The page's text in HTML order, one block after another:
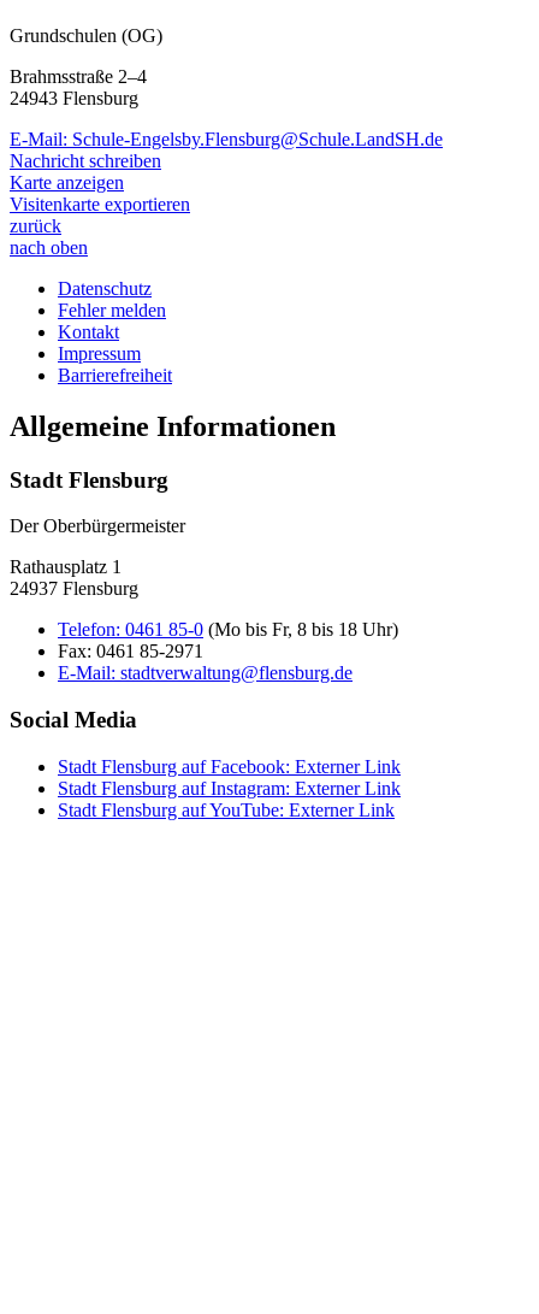
Grundschulen (OG)
Brahmsstraße 2–4
24943 Flensburg
E-Mail: Schule-Engelsby.Flensburg@Schule.LandSH.de
Nachricht schreiben
Karte anzeigen
Visitenkarte exportieren
zurück
nach oben
Datenschutz
Fehler melden
Kontakt
Impressum
Barrierefreiheit
Allgemeine Informationen
Stadt Flensburg
Der Oberbürgermeister
Rathausplatz 1
24937 Flensburg
Telefon: 0461 85-0 (Mo bis Fr, 8 bis 18 Uhr)
Fax: 0461 85-2971
E-Mail: stadtverwaltung@flensburg.de
Social Media
Stadt Flensburg auf Facebook: Externer Link
Stadt Flensburg auf Instagram: Externer Link
Stadt Flensburg auf YouTube: Externer Link